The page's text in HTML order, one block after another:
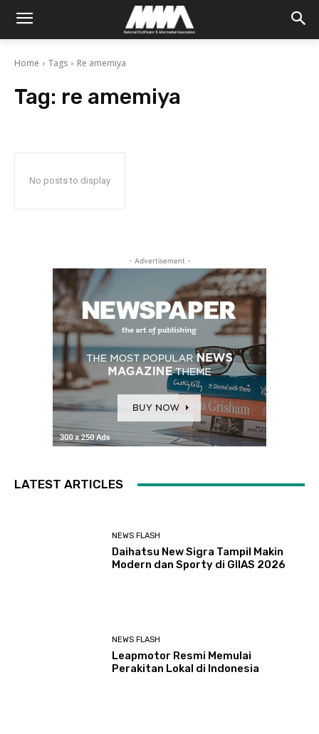
Home Tags Re amemiya
Tag: re amemiya
No posts to display
- Advertisement -
LATEST ARTICLES
NEWS FLASH
Daihatsu New Sigra Tampil Makin
Modern dan Sporty di GIIAS 2026
NEWS FLASH
Leapmotor Resmi Memulai
Perakitan Lokal di Indonesia